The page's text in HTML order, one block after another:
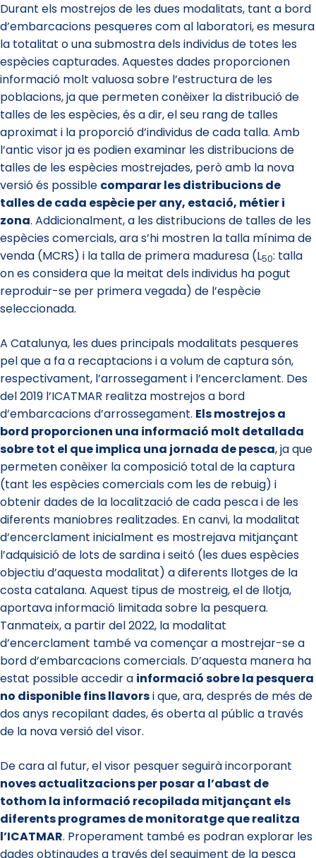
Durant els mostrejos de les dues modalitats, tant a bord
d’embarcacions pesqueres com al laboratori, es mesura
la totalitat o una submostra dels individus de totes les
espècies capturades. Aquestes dades proporcionen
informació molt valuosa sobre l’estructura de les
poblacions, ja que permeten conèixer la distribució de
talles de les espècies, és a dir, el seu rang de talles
aproximat i la proporció d’individus de cada talla. Amb
l’antic visor ja es podien examinar les distribucions de
talles de les espècies mostrejades, però amb la nova
versió és possible comparar les distribucions de
talles de cada espècie per any, estació, métier i
zona. Addicionalment, a les distribucions de talles de les
espècies comercials, ara s’hi mostren la talla mínima de
venda (MCRS) i la talla de primera maduresa (L50: talla
on es considera que la meitat dels individus ha pogut
reproduir-se per primera vegada) de l’espècie
seleccionada.
A Catalunya, les dues principals modalitats pesqueres
pel que a fa a recaptacions i a volum de captura són,
respectivament, l’arrossegament i l’encerclament. Des
del 2019 l’ICATMAR realitza mostrejos a bord
d’embarcacions d’arrossegament. Els mostrejos a
bord proporcionen una informació molt detallada
sobre tot el que implica una jornada de pesca, ja que
permeten conèixer la composició total de la captura
(tant les espècies comercials com les de rebuig) i
obtenir dades de la localització de cada pesca i de les
diferents maniobres realitzades. En canvi, la modalitat
d’encerclament inicialment es mostrejava mitjançant
l’adquisició de lots de sardina i seitó (les dues espècies
objectiu d’aquesta modalitat) a diferents llotges de la
costa catalana. Aquest tipus de mostreig, el de llotja,
aportava informació limitada sobre la pesquera.
Tanmateix, a partir del 2022, la modalitat
d’encerclament també va començar a mostrejar-se a
bord d’embarcacions comercials. D’aquesta manera ha
estat possible accedir a informació sobre la pesquera
no disponible fins llavorsi que, ara, després de més de
dos anys recopilant dades, és oberta al públic a través
de la nova versió del visor.
De cara al futur, el visor pesquer seguirà incorporant
noves actualitzacions per posar a l’abast de
tothom la informació recopilada mitjançant els
diferents programes de monitoratge que realitza
l’ICATMAR. Properament també es podran explorar les
dades obtingudes a través del seguiment de la pesca